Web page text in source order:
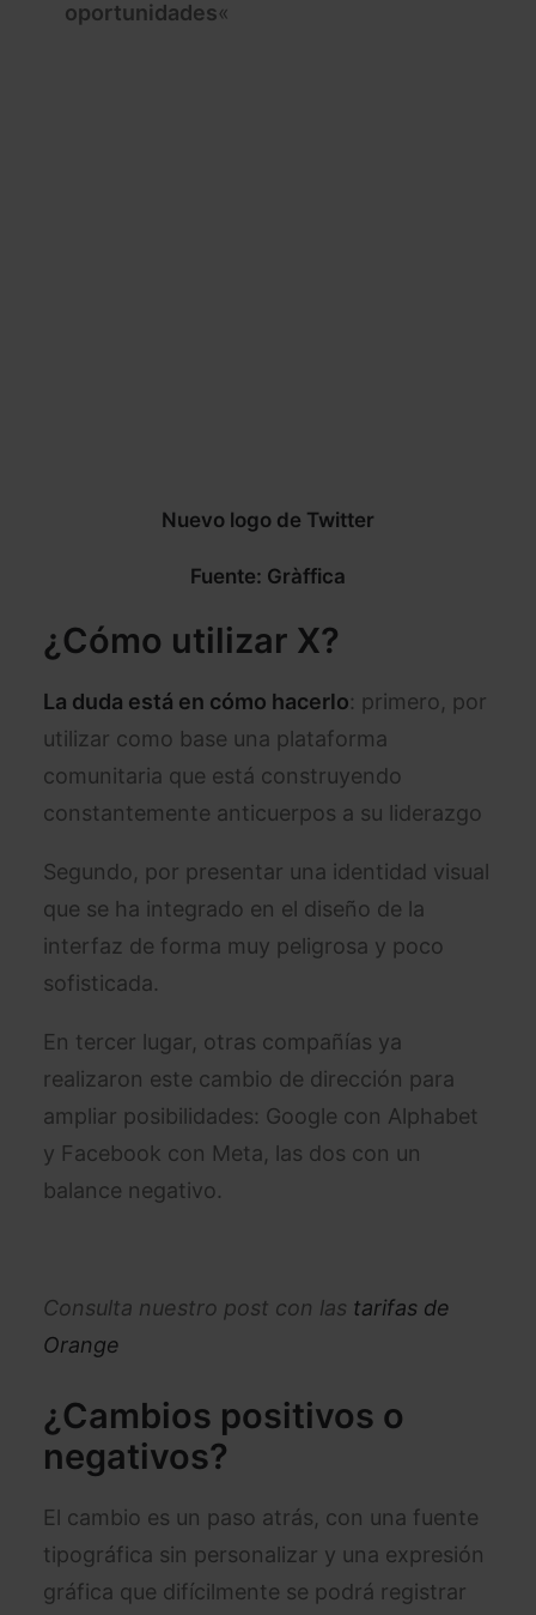
oportunidades«
Nuevo logo de Twitter
Fuente: Gràffica
¿Cómo utilizar X?
La duda está en cómo hacerlo: primero, por
utilizar como base una plataforma
comunitaria que está construyendo
constantemente anticuerpos a su liderazgo
Segundo, por presentar una identidad visual
que se ha integrado en el diseño de la
interfaz de forma muy peligrosa y poco
sofisticada.
En tercer lugar, otras compañías ya
realizaron este cambio de dirección para
ampliar posibilidades: Google con Alphabet
y Facebook con Meta, las dos con un
balance negativo.
Consulta nuestro post con las tarifas de
Orange
¿Cambios positivos o
negativos?
El cambio es un paso atrás, con una fuente
tipográfica sin personalizar y una expresión
gráfica que difícilmente se podrá registrar